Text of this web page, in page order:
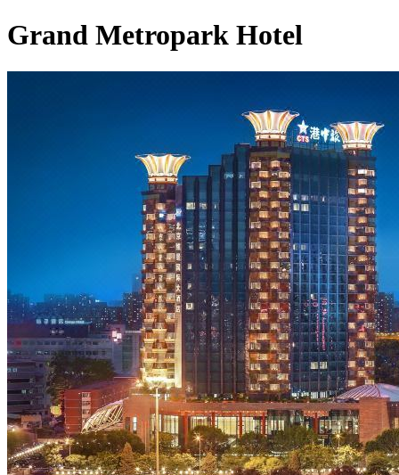
Grand Metropark Hotel